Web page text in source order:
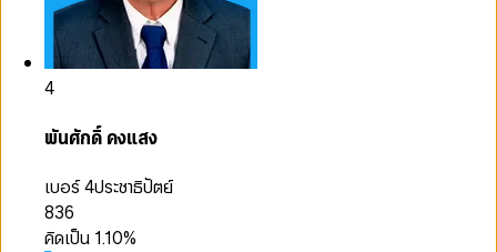
4
พันศักดิ์ คงแสง
เบอร์ 4ประชาธิปัตย์
836
คิดเป็น 1.10%